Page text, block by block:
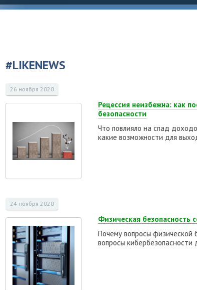
#LIKENEWS
26 ноября 2020
Рецессия неизбежна: как
безопасности
Что повлияло на спад
какие возможности для
24 ноября 2020
Физическая безопасность
Почему вопросы физической
вопросы кибербезопасности